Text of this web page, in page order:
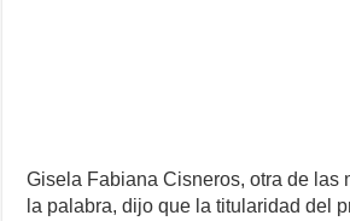
Gisela Fabiana Cisneros, otra de las
la palabra, dijo que la titularidad del